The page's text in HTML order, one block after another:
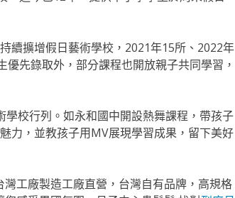
續擴增假日藝術學校，2021年15所、2022年
先錄取外，部分課程也開放親子共同學習，
校行列。如永和國中開設熱舞課程，帶孩子
力，並教孩子用MV展現學習成果，留下美好
灣工廠製造工廠直營，台灣自有品牌，高規格